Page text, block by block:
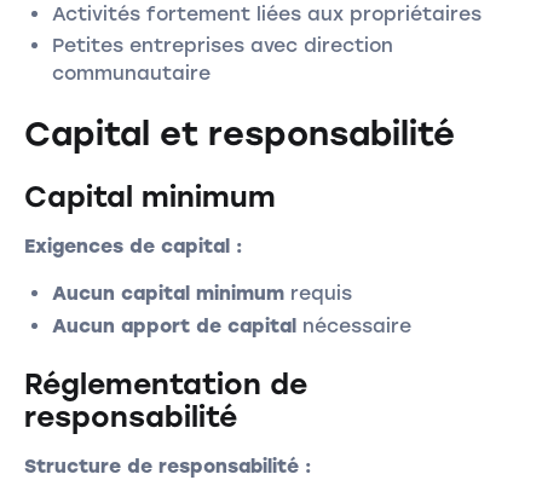
Activités fortement liées aux propriétaires
Petites entreprises avec direction
communautaire
Capital et responsabilité
Capital minimum
Exigences de capital :
Aucun capital minimum requis
Aucun apport de capital nécessaire
Réglementation de
responsabilité
Structure de responsabilité :